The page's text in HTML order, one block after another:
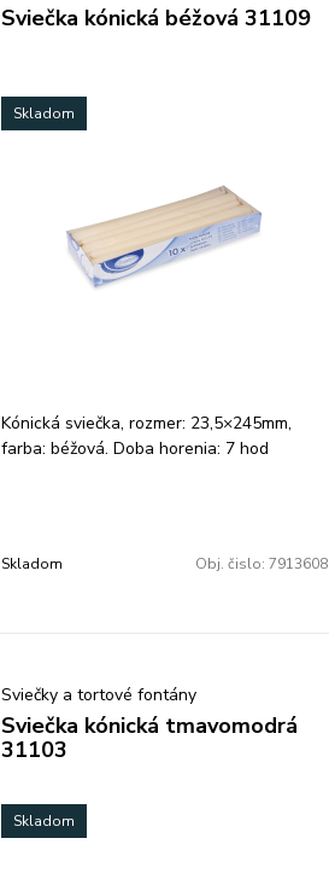
Sviečka kónická béžová 31109
Skladom
Kónická sviečka, rozmer: 23,5×245mm,
farba: béžová. Doba horenia: 7 hod
Skladom Obj. čislo: 7913608
Sviečky a tortové fontány
Sviečka kónická tmavomodrá
31103
Skladom